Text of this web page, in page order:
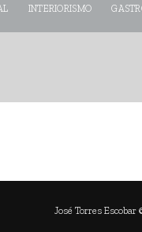
INTERIORISMO
José Torres Escobar